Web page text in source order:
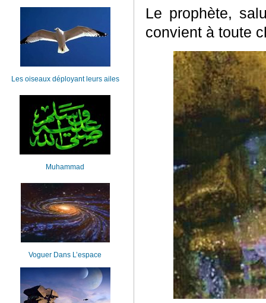
Le prophète,
convient à toute
Les oiseaux déployant leurs ailes
Muhammad
Voguer Dans L’espace